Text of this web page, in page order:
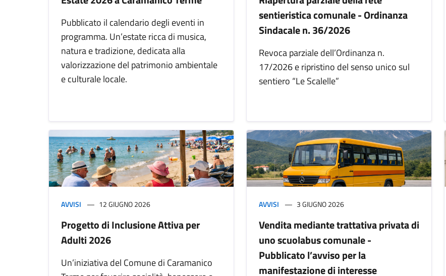
Pubblicato il calendario degli eventi in
programma. Un’estate ricca di musica,
natura e tradizione, dedicata alla
valorizzazione del patrimonio ambientale
e culturale locale.
sentieristica comunale - Ordinanza
Sindacale n. 36/2026
Revoca parziale dell’Ordinanza n.
17/2026 e ripristino del senso unico sul
sentiero “Le Scalelle”
AVVISI 12 GIUGNO 2026
Progetto di Inclusione Attiva per
Adulti 2026
Un’iniziativa del Comune di Caramanico
AVVISI 3 GIUGNO 2026
Vendita mediante trattativa privata di
uno scuolabus comunale -
Pubblicato l’avviso per la
manifestazione di interesse